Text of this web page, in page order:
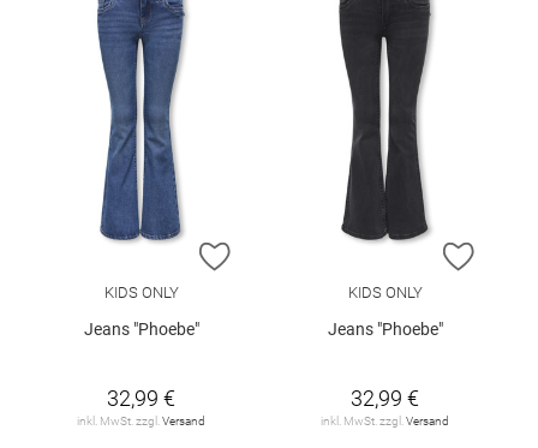
ZUR WUNSCHLISTE HINZUFÜGEN
KIDS ONLY
Jeans "Phoebe"
32,99 €
inkl. MwSt. zzgl. Versand
ZUR
KIDS ONLY
Jeans "Phoebe"
32,99 €
inkl. MwSt. zzgl. Versand